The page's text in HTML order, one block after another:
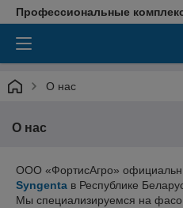
Профессиональные
О нас
О нас
ООО «ФортисАгро»
Syngenta в Республике
Мы специализируемся на